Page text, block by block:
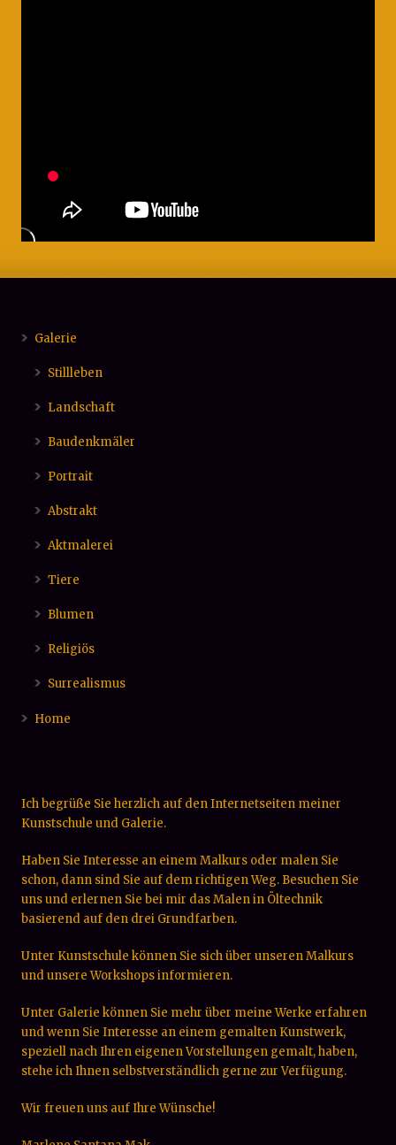
Galerie
Stillleben
Landschaft
Baudenkmäler
Portrait
Abstrakt
Aktmalerei
Tiere
Blumen
Religiös
Ich begrüße Sie herzlich auf den Internetseiten meiner
Kunstschule und Galerie.
Haben Sie Interesse an einem Malkurs oder malen Sie
schon, dann sind Sie auf dem richtigen Weg. Besuchen Sie
uns und erlernen Sie bei mir das Malen in Öltechnik
basierend auf den drei Grundfarben.
Unter Kunstschule können Sie sich über unseren Malkurs
und unsere Workshops informieren.
Unter Galerie können Sie mehr über meine Werke erfahren
und wenn Sie Interesse an einem gemalten Kunstwerk,
speziell nach Ihren eigenen Vorstellungen gemalt, haben,
stehe ich Ihnen selbstverständlich gerne zur Verfügung.
Wir freuen uns auf Ihre Wünsche!